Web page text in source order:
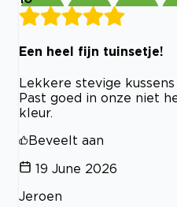
Een heel fijn tuinsetje!
Lekkere stevige
Past goed in onze niet
kleur.
Beveelt aan
19 June 2026
Jeroen